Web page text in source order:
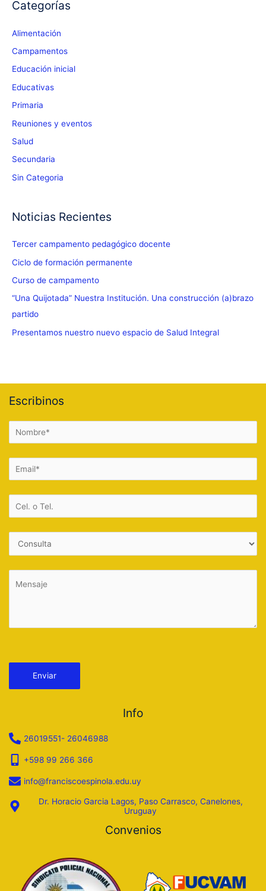
niños
de
las
niñas
Categorías
Alimentación
Campamentos
Educación inicial
Educativas
Primaria
Reuniones y eventos
Salud
Secundaria
Sin Categoria
Noticias Recientes
Tercer campamento pedagógico docente
Ciclo de formación permanente
Curso de campamento
“Una Quijotada” Nuestra Institución. Una construcción (a)brazo
partido
Presentamos nuestro nuevo espacio de Salud Integral
Escribinos
Info
26019551- 26046988
+598 99 266 366
info@franciscoespinola.edu.uy
Dr. Horacio Garcia Lagos, Paso Carrasco, Canelones,
Uruguay
Convenios